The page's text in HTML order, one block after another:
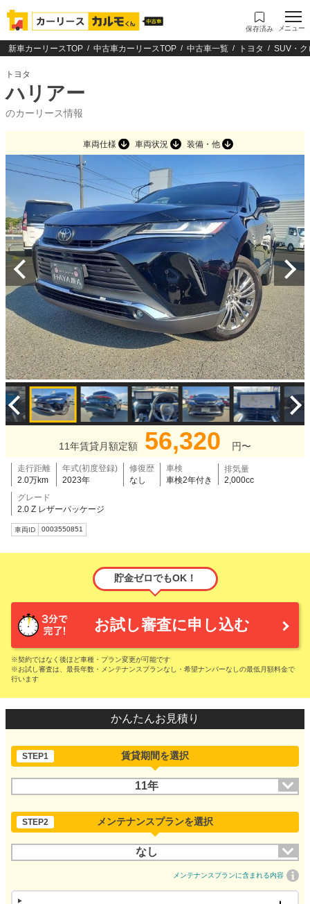
保存済み メニュー
新車カーリースTOP 中古車カーリースTOP 中古車一覧 トヨタ SUV・ク
トヨタ
ハリアー
のカーリース情報
車両仕様 車両状況 装備・他
11年賃貸月額定額 56,320 円〜
走行距離
2.0万km
年式(初度登録)
2023年
修復歴
なし
車検
車検2年付き
排気量
2,000cc
グレード
2.0 Z レザーパッケージ
車両ID 0003550851
貯金ゼロでもOK！
お試し審査に申し込む
※契約ではなく後ほど車種・プラン変更が可能です
※お試し審査は、最長年数・メンテナンスプランなし・希望ナンバーなしの最低月額料金で
行います
かんたんお見積り
STEP1 賃貸期間を選択
11年
STEP2 メンテナンスプランを選択
なし
メンテナンスプランに含まれる内容